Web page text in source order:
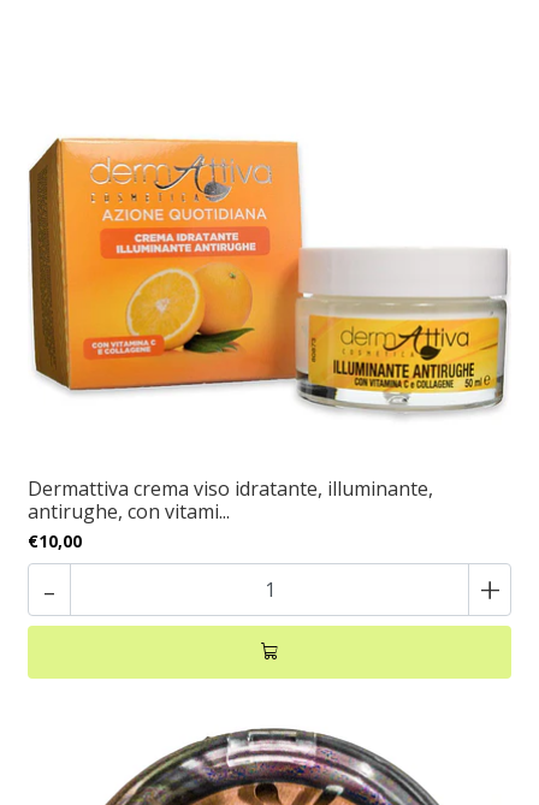
Dermattiva crema viso idratante, illuminante,
antirughe, con vitami...
€10,00
- +